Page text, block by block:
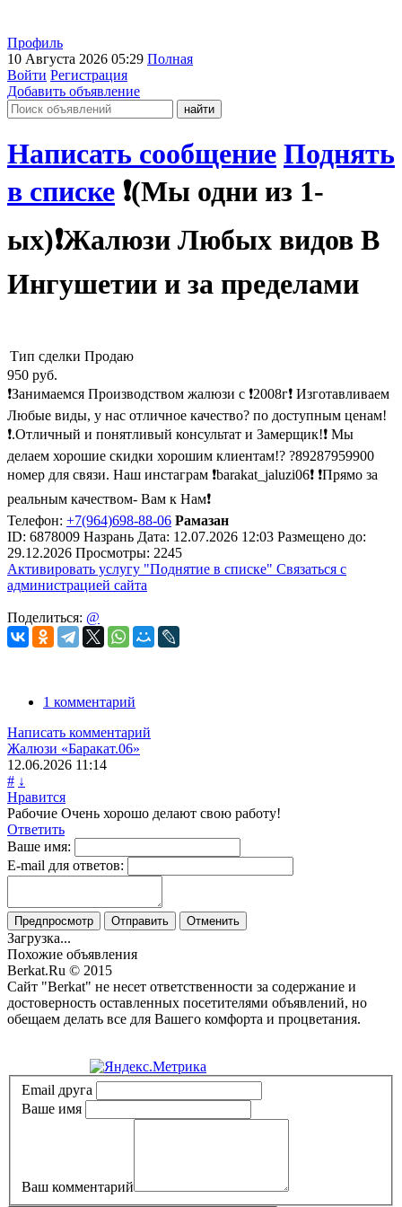
Профиль
10 Августа 2026 05:29 Полная
Войти Регистрация
Добавить объявление
Написать сообщение Поднять
в списке ❗️(Мы одни из 1-
ых)❗️Жалюзи Любых видов В
Ингушетии и за пределами
Тип сделки Продаю
950 руб.
❗️Занимаемся Производством жалюзи с ❗️2008г❗️ Изготавливаем
Любые виды, у нас отличное качество? по доступным ценам!
❗️.Отличный и понятливый консультат и Замерщик!❗️ Мы
делаем хорошие скидки хорошим клиентам!? ?89287959900
номер для связи. Наш инстаграм ❗️barakat_jaluzi06❗️ ❗️Прямо за
реальным качеством- Вам к Нам❗️
Телефон: +7(964)698-88-06 Рамазан
ID: 6878009 Назрань Дата: 12.07.2026 12:03 Размещено до:
29.12.2026 Просмотры: 2245
Активировать услугу "Поднятие в списке" Связаться с
администрацией сайта
Поделиться: @
1 комментарий
Написать комментарий
Жалюзи «Баракат.06»
12.06.2026 11:14
# ↓
Нравится
Рабочие Очень хорошо делают свою работу!
Ответить
Ваше имя:
E-mail для ответов:
Предпросмотр Отправить Отменить
Загрузка...
Похожие объявления
Berkat.Ru © 2015
Сайт "Berkat" не несет ответственности за содержание и
достоверность оставленных посетителями объявлений, но
обещаем делать все для Вашего комфорта и процветания.
Email друга
Ваше имя
Ваш комментарий